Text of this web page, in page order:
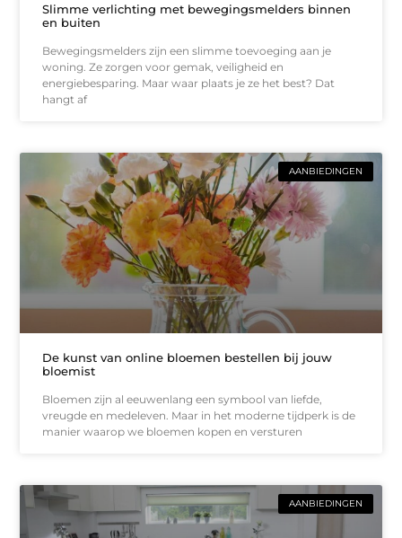
Slimme verlichting met bewegingsmelders binnen
en buiten
Bewegingsmelders zijn een slimme toevoeging aan je
woning. Ze zorgen voor gemak, veiligheid en
energiebesparing. Maar waar plaats je ze het best? Dat
hangt af
AANBIEDINGEN
De kunst van online bloemen bestellen bij jouw
bloemist
Bloemen zijn al eeuwenlang een symbool van liefde,
vreugde en medeleven. Maar in het moderne tijdperk is de
manier waarop we bloemen kopen en versturen
AANBIEDINGEN